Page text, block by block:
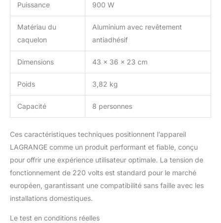
Puissance 900 W
Matériau du
caquelon
Aluminium avec revêtement
antiadhésif
Dimensions 43 x 36 x 23 cm
Poids 3,82 kg
Capacité 8 personnes
Ces caractéristiques techniques positionnent l’appareil
LAGRANGE comme un produit performant et fiable, conçu
pour offrir une expérience utilisateur optimale. La tension de
fonctionnement de 220 volts est standard pour le marché
européen, garantissant une compatibilité sans faille avec les
installations domestiques.
Le test en conditions réelles